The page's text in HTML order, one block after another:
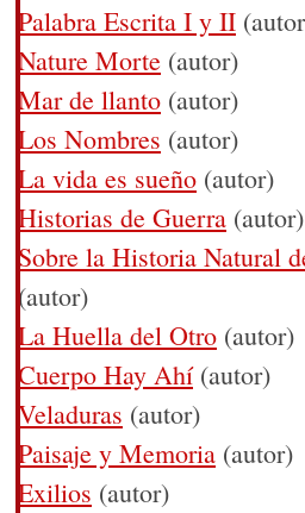
Palabra Escrita I y II
Nature Morte (autor)
Mar de llanto (autor)
Los Nombres (autor)
La vida es sueño (autor)
Historias de Guerra (autor)
Sobre la Historia Natural
(autor)
La Huella del Otro (autor)
Cuerpo Hay Ahí(autor)
Veladuras (autor)
Paisaje y Memoria (autor)
Exilios (autor)